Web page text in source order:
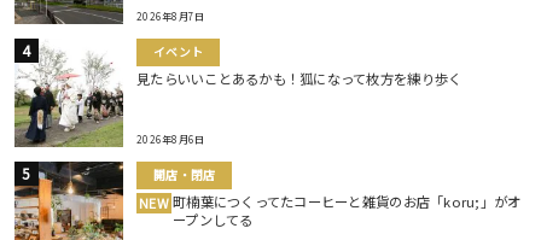
2026年8月7日
イベント
見たらいいことあるかも！狐になって枚方を練り歩く
2026年8月6日
開店・閉店
NEW 町楠葉につくってたコーヒーと雑貨のお店「koru;」がオ
ープンしてる